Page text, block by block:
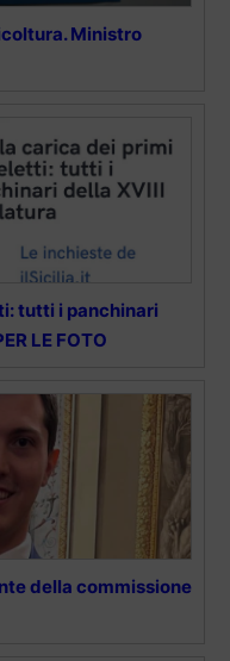
Ministro
tutti i panchinari
LE FOTO
della commissione